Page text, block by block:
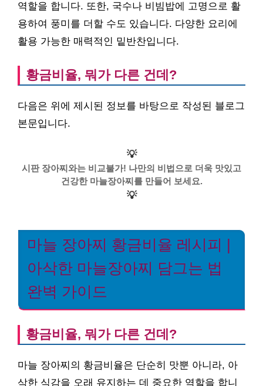
역할을 합니다. 또한, 국수나 비빔밥에 고명으로 활
용하여 풍미를 더할 수도 있습니다. 다양한 요리에
활용 가능한 매력적인 밑반찬입니다.
황금비율, 뭐가 다른 건데?
다음은 위에 제시된 정보를 바탕으로 작성된 블로그
본문입니다.
💡
시판 장아찌와는 비교불가! 나만의 비법으로 더욱 맛있고
건강한 마늘장아찌를 만들어 보세요.
💡
마늘 장아찌 황금비율 레시피 |
아삭한 마늘장아찌 담그는 법
완벽 가이드
황금비율, 뭐가 다른 건데?
마늘 장아찌의 황금비율은 단순히 맛뿐 아니라, 아
삭한 식감을 오래 유지하는 데 중요한 역할을 합니